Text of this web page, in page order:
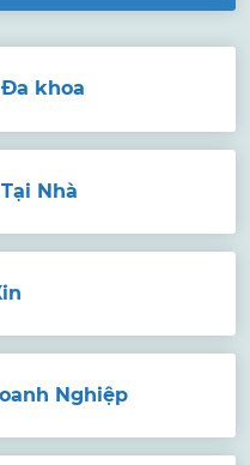
khoa
Nhà
Nghiệp